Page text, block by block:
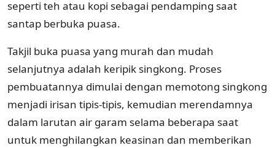
seperti teh atau kopi sebagai pendamping saat
santap berbuka puasa.
Takjil buka puasa yang murah dan mudah
selanjutnya adalah keripik singkong. Proses
pembuatannya dimulai dengan memotong singkong
menjadi irisan tipis-tipis, kemudian merendamnya
dalam larutan air garam selama beberapa saat
untuk menghilangkan keasinan dan memberikan